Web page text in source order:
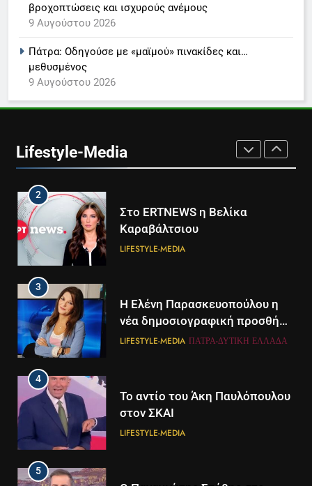
βροχοπτώσεις και ισχυρούς ανέμους
9 Αυγούστου 2026
Πάτρα: Οδηγούσε με «μαϊμού» πινακίδες και…
μεθυσμένος
9 Αυγούστου 2026
Lifestyle-Media
8
Times μαζί σε μια νέα
συνδρομητική πρόταση
1
LIFESTYLE-MEDIA
2
Στο ERTNEWS η Βελίκα
Καραβάλτσιου
LIFESTYLE-MEDIA
3
Η Ελένη Παρασκευοπούλου η
νέα δημοσιογραφική προσθήκη
του ΣΚΑΪ στην Πάτρα
LIFESTYLE-MEDIA ΠΆΤΡΑ-ΔΥΤΙΚΉ ΕΛΛΆΔΑ
4
Το αντίο του Άκη Παυλόπουλου
στον ΣΚΑΙ
LIFESTYLE-MEDIA
5
5